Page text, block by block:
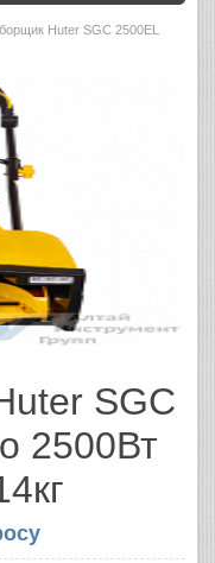
Huter SGC 2500EL
SGC
2500Вт